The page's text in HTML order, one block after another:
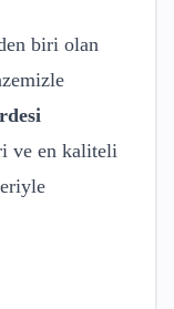
biri olan
ve en kaliteli